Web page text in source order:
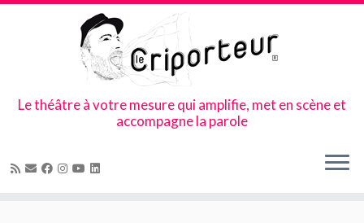
Le théâtre à votre mesure qui amplifie, met en scène et
accompagne la parole